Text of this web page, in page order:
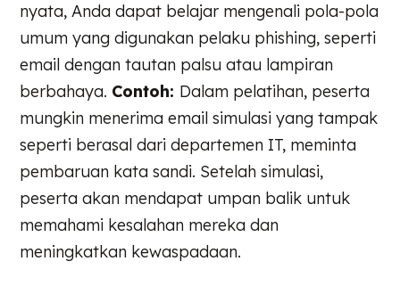
nyata, Anda dapat belajar mengenali pola-pola
umum yang digunakan pelaku phishing, seperti
email dengan tautan palsu atau lampiran
berbahaya. Contoh: Dalam pelatihan, peserta
mungkin menerima email simulasi yang tampak
seperti berasal dari departemen IT, meminta
pembaruan kata sandi. Setelah simulasi,
peserta akan mendapat umpan balik untuk
memahami kesalahan mereka dan
meningkatkan kewaspadaan.